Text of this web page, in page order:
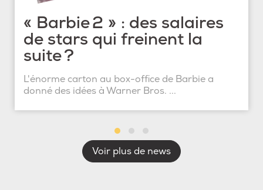
« Barbie 2 » : des salaires
de stars qui freinent la
suite ?
L'énorme carton au box-office de Barbie a
donné des idées à Warner Bros. ...
Voir plus de news